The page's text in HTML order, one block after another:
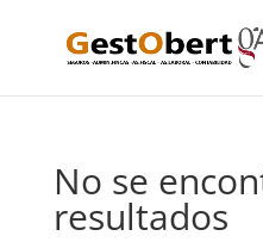
No se
resultados